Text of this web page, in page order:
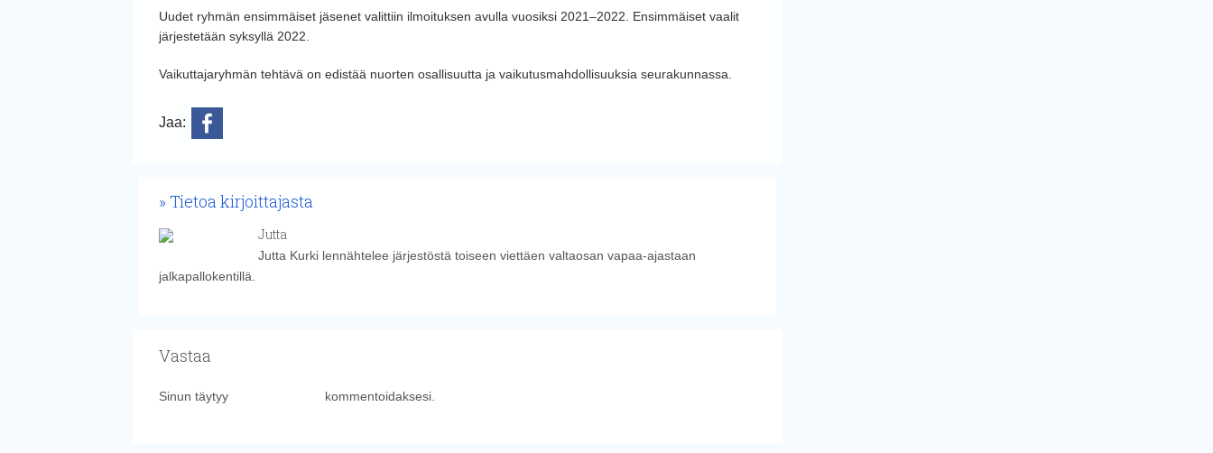
Uudet ryhmän ensimmäiset jäsenet valittiin ilmoituksen avulla vuosiksi 2021–2022. Ensimmäiset vaalit
järjestetään syksyllä 2022.
Vaikuttajaryhmän tehtävä on edistää nuorten osallisuutta ja vaikutusmahdollisuuksia seurakunnassa.
Jaa:
Tietoa kirjoittajasta
Jutta
Jutta Kurki lennähtelee järjestöstä toiseen viettäen valtaosan vapaa-ajastaan
jalkapallokentillä.
Vastaa
Sinun täytyy kommentoidaksesi.